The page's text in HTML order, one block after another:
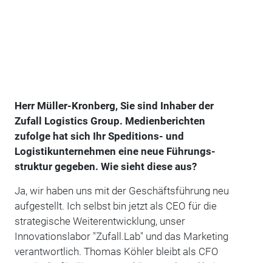
Herr Müller-Kronberg, Sie sind Inhaber der
Zufall Logistics Group. Medienberichten
zufolge hat sich Ihr Speditions- und
Logistikunternehmen eine neue Führungs­
struktur gegeben. Wie sieht diese aus?
Ja, wir haben uns mit der Geschäftsführung neu
aufgestellt. Ich selbst bin jetzt als CEO für die
strategische Weiterentwicklung, unser
Innovationslabor "Zufall.Lab" und das Marketing
verantwortlich. Thomas Köhler bleibt als CFO